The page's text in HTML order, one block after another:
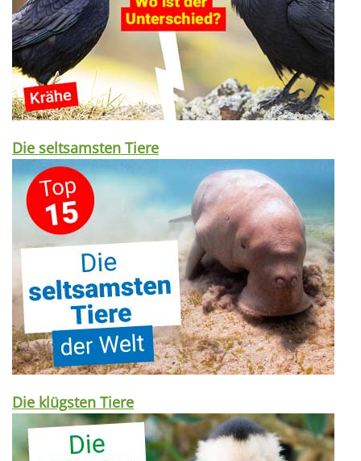
Die seltsamsten Tiere
Die klügsten Tiere